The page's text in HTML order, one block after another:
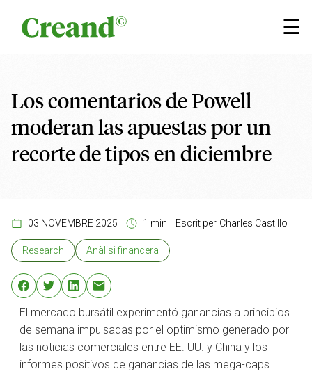
☰
×
Los comentarios de Powell
moderan las apuestas por un
recorte de tipos en diciembre
03 NOVEMBRE 2025 1 min Escrit per Charles Castillo
Research Anàlisi financera
El mercado bursátil experimentó ganancias a principios
de semana impulsadas por el optimismo generado por
las noticias comerciales entre EE. UU. y China y los
informes positivos de ganancias de las mega-caps.